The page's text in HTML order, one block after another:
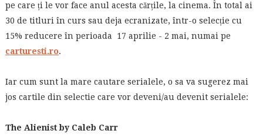
pe care ți le vor face anul acesta cărțile, la cinema. În total ai
30 de titluri în curs sau deja ecranizate, într-o selecție cu
15% reducere în perioada 17 aprilie - 2 mai, numai pe
carturesti.ro.
Iar cum sunt la mare cautare serialele, o sa va sugerez mai
jos cartile din selectie care vor deveni/au devenit serialele:
The Alienist by Caleb Carr